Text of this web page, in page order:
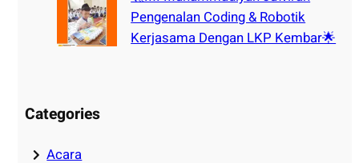
Pengenalan Coding & Robotik
Kerjasama Dengan LKP Kembar🌟
Categories
Acara